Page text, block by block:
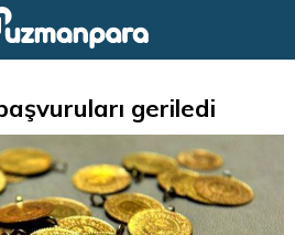
geriledi